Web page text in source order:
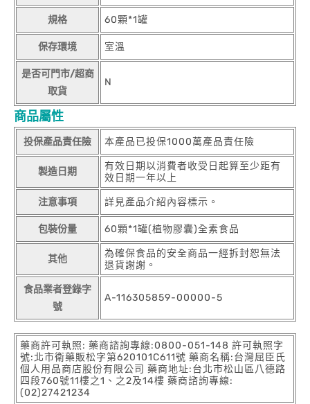
規格 60顆*1罐
保存環境 室溫
是否可門市/超商
取貨
N
商品屬性
投保產品責任險 本產品已投保1000萬產品責任險
製造日期
有效日期以消費者收受日起算至少距有
效日期一年以上
注意事項 詳見產品介紹內容標示。
包裝份量 60顆*1罐(植物膠囊)全素食品
其他
為確保食品的安全商品一經拆封恕無法
退貨謝謝。
食品業者登錄字
號
A-116305859-00000-5
藥商許可執照: 藥商諮詢專線:0800-051-148 許可執照字
號:北市衛藥販松字第620101C611號 藥商名稱:台灣屈臣氏
個人用品商店股份有限公司 藥商地址:台北市松山區八德路
四段760號11樓之1、之2及14樓 藥商諮詢專線:
(02)27421234